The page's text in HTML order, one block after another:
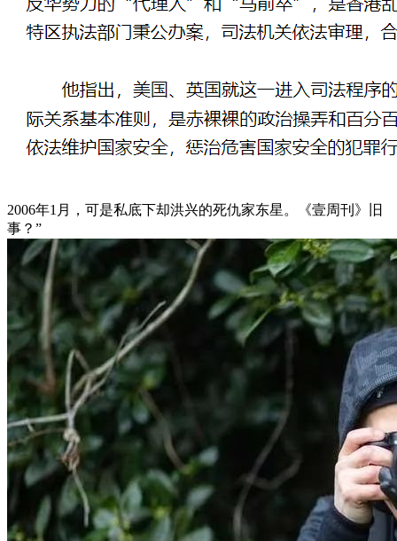
2006年1月，可是私底下却洪兴的死仇家东星。《壹周刊》旧
事？”